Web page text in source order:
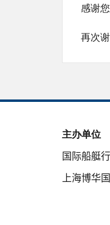
感谢
再次
主办单位
国际船艇
上海博华